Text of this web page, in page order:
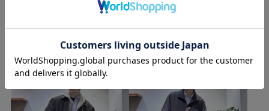
なんばCITY
RYU(167cm)
なんばCITY
RYU (167cm)